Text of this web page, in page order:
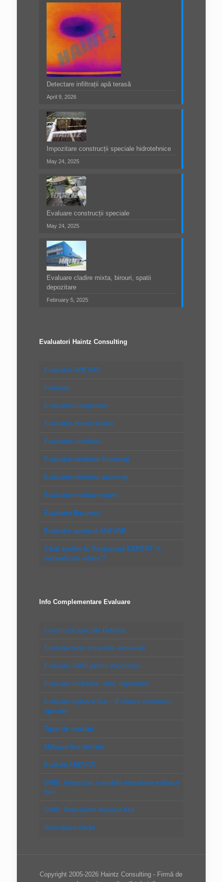
Detectare infiltrații apă terasă
April 9, 2026
Impozitare construcții speciale hidrotehnice
May 24, 2025
Evaluare construcții speciale
May 24, 2025
Evaluare cladire mixta, birouri, spatii
depozitare
February 5, 2025
Evaluatori Haintz Consulting
Evaluatori ANEVAR
Parteneri
Evaluatori Intreprinderi
Evaluatori Bunuri Mobile
Evaluatori Imobiliari
Evaluatori imobiliari Bucureşti
Evaluatori imobiliari autorizaţi
Evaluator imobiliar expert
Evaluator Bucureşti
Evaluator autorizat ANEVAR
Când apelăm la “Evaluatorul EXPERT în
autovehicule rutiere”?
Info Complementare Evaluare
Constructii speciale Definitie
Evaluare teren intravilan, extravilan
Evaluare clădiri pentru impozitare
Evaluare imobiliara, auto, impozitare
Evaluare mijloace fixe – Evaluare constructii
speciale
Tipuri de evaluări
Mijloace fixe definitie
Evaluări ANEVAR
GHID: Inregistrari contabile reevaluare mijloace
fixe
GHID: Reevaluare mijloace fixe
Reevaluare clădiri
Copyright 2005-2026 Haintz Consulting - Firmă de